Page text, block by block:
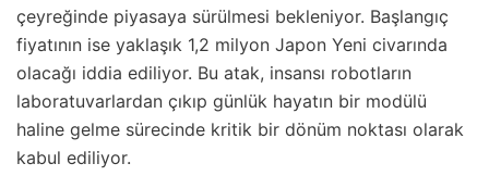
çeyreğinde piyasaya sürülmesi bekleniyor. Başlangıç
fiyatının ise yaklaşık 1,2 milyon Japon Yeni civarında
olacağı iddia ediliyor. Bu atak, insansı robotların
laboratuvarlardan çıkıp günlük hayatın bir modülü
haline gelme sürecinde kritik bir dönüm noktası olarak
kabul ediliyor.